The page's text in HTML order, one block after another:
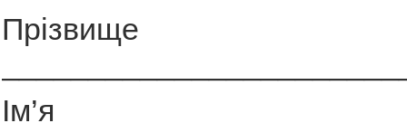
Прізвище
Ім’я